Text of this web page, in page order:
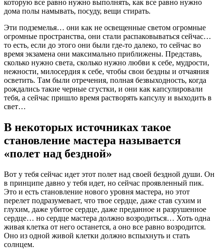
которую все равно нужно выполнять, как все равно нужно
дома полы намывать, посуду, вещи стирать.
Эти подземелья… они как не освещенные светом огромные
огромные пространства, они стали распаковываться сейчас…
то есть, если до этого они были где-то далеко, то сейчас во
время экзамена они максимально приближены. Представь,
сколько нужно света, сколько нужно любви к себе, мудрости,
нежности, милосердия к себе, чтобы свои бездны и отчаяния
осветить. Там были отречения, полная безвыходность, когда
рождались такие черные сгустки, и они как капсулировали
тебя, а сейчас пришло время растворять капсулу и выходить в
свет…
В некоторых источниках такое
становление мастера называется
«полет над бездной»
Вот у тебя сейчас идет этот полет над своей бездной души. Он
в принципе давно у тебя идет, но сейчас проявленный пик.
Это и есть становление нового уровня мастера, но этот
перелет подразумевает, что твое сердце, даже став сухим и
глухим, даже убитое сердце, даже преданное и разрушенное
сердце… но сердце мастера должно возродиться… Хоть одна
живая клетка от него останется, а оно все равно возродится.
Оно из одной живой клетки должно вспыхнуть и стать
солнцем.